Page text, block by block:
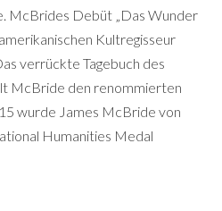
McBrides Debüt „Das Wunder
Kultregisseur
verrückte Tagebuch des
McBride den renommierten
wurde James McBride von
Humanities Medal